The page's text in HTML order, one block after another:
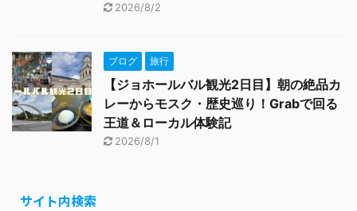
2026/8/2
ブログ 旅行
【ジョホールバル観光2日目】朝の絶品カ
レーからモスク・歴史巡り！Grabで回る
王道＆ローカル体験記
2026/8/1
サイト内検索